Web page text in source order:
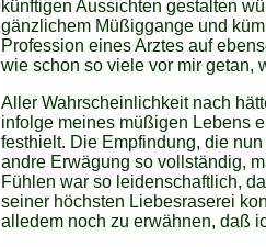
künftigen Aussichten gestalten
gänzlichem Müßiggange und
Profession eines Arztes auf
wie schon so viele vor mir getan,
Aller Wahrscheinlichkeit nach
infolge meines müßigen Lebens
festhielt. Die Empfindung, die
andre Erwägung so vollständig,
Fühlen war so leidenschaftlich,
seiner höchsten Liebesraserei
alledem noch zu erwähnen, daß